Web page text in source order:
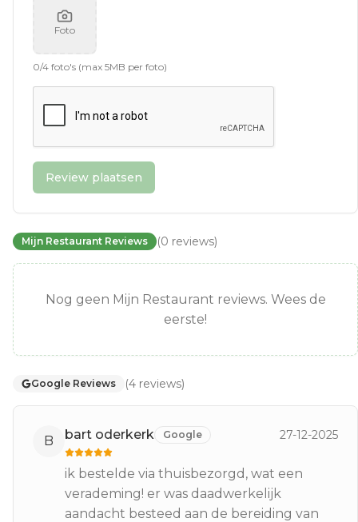
Foto
0/4 foto's (max 5MB per foto)
Review plaatsen
Mijn Restaurant Reviews (0 reviews)
Nog geen Mijn Restaurant reviews. Wees de
eerste!
Google Reviews (4 reviews)
B bart oderkerk Google 27-12-2025
ik bestelde via thuisbezorgd, wat een
verademing! er was daadwerkelijk
aandacht besteed aan de bereiding van